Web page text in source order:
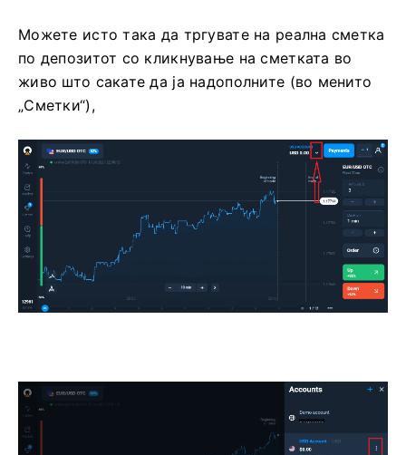
Можете исто така да тргувате на реална сметка
по депозитот со кликнување на сметката во
живо што сакате да ја надополните (во менито
„Сметки“),